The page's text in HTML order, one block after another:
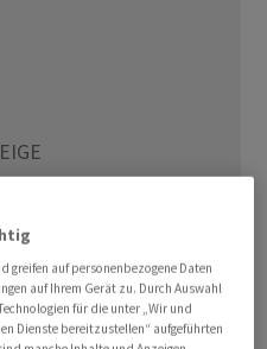
greifen auf personenbezogene Daten
auf Ihrem Gerät zu. Durch Auswahl
für die unter „Wir und
Dienste bereitzustellen“ aufgeführten